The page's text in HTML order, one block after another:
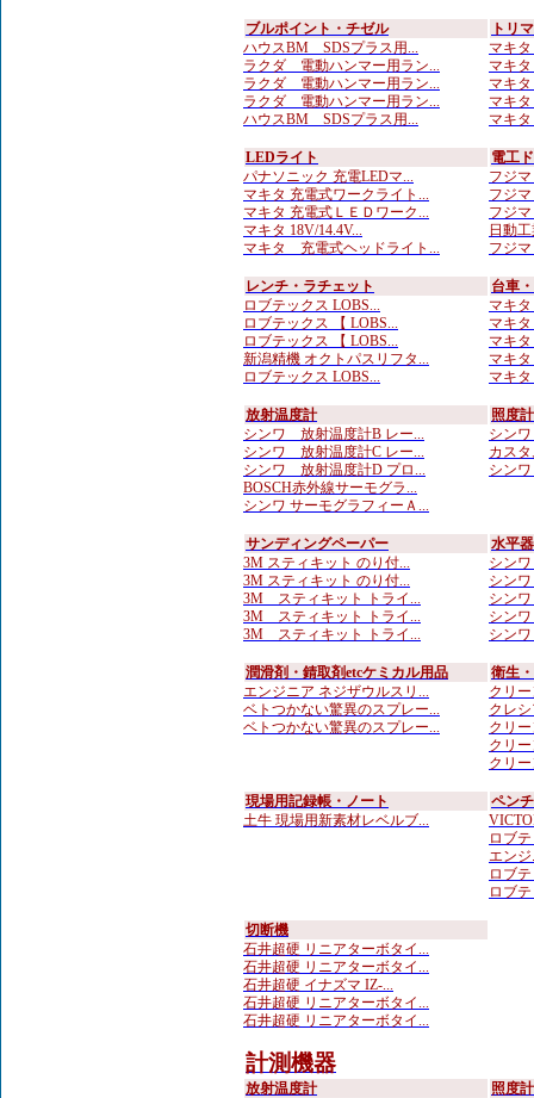
ブルポイント・チゼル
ハウスBM SDSプラス用...
ラクダ 電動ハンマー用ラン...
ラクダ 電動ハンマー用ラン...
ラクダ 電動ハンマー用ラン...
ハウスBM SDSプラス用...
トリ
マキ
マキ
マキ
マキ
マキ
LEDライト
パナソニック 充電LEDマ...
マキタ 充電式ワークライト...
マキタ 充電式ＬＥＤワーク...
マキタ 18V/14.4V...
マキタ 充電式ヘッドライト...
電工
フジ
フジ
フジ
日動
フジ
レンチ・ラチェット
ロブテックス LOBS...
ロブテックス 【 LOBS...
ロブテックス 【 LOBS...
新潟精機 オクトパスリフタ...
ロブテックス LOBS...
台車
マキ
マキ
マキ
マキ
マキ
放射温度計
シンワ 放射温度計B レー...
シンワ 放射温度計C レー...
シンワ 放射温度計D プロ...
BOSCH赤外線サーモグラ...
シンワ サーモグラフィーＡ...
照度計
シン
カス
シン
サンディングペーパー
3M スティキット のり付...
3M スティキット のり付...
3M スティキット トライ...
3M スティキット トライ...
3M スティキット トライ...
水平
シン
シン
シン
シン
シン
潤滑剤・錆取剤etcケミカル用品
エンジニア ネジザウルスリ...
ベトつかない驚異のスプレー...
ベトつかない驚異のスプレー...
衛生
クリ
クレ
クリ
クリ
クリ
現場用記録帳・ノート
土牛 現場用新素材レベルブ...
ペン
ロブ
エン
ロブ
ロブ
切断機
石井超硬 リニアターボタイ...
石井超硬 リニアターボタイ...
石井超硬 イナズマ IZ-...
石井超硬 リニアターボタイ...
石井超硬 リニアターボタイ...
計測機器
放射温度計
照度計